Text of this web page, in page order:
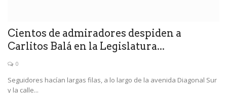
Cientos de admiradores despiden a
Carlitos Balá en la Legislatura...
0
Seguidores hacían largas filas, a lo largo de la avenida Diagonal Sur
y la calle...